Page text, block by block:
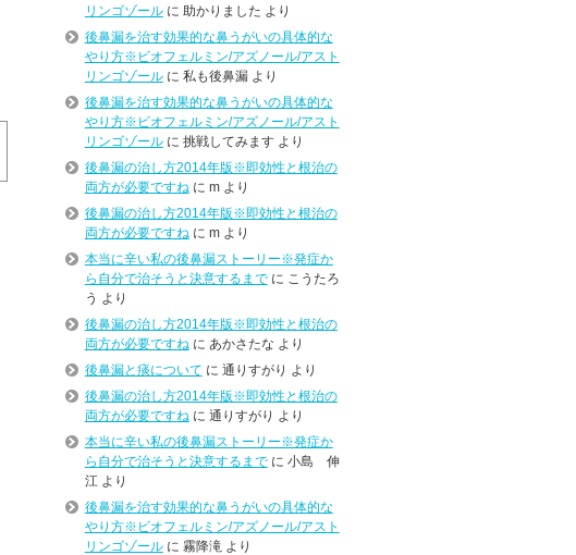
リンゴゾールに 助かりました より
後鼻漏を治す効果的な鼻うがいの具体的な
やり方※ビオフェルミン/アズノール/アスト
リンゴゾールに 私も後鼻漏 より
後鼻漏を治す効果的な鼻うがいの具体的な
やり方※ビオフェルミン/アズノール/アスト
リンゴゾールに 挑戦してみます より
後鼻漏の治し方2014年版※即効性と根治の
両方が必要ですねに m より
後鼻漏の治し方2014年版※即効性と根治の
両方が必要ですねに m より
本当に辛い私の後鼻漏ストーリー※発症か
ら自分で治そうと決意するまでに こうたろ
う より
後鼻漏の治し方2014年版※即効性と根治の
両方が必要ですねに あかさたな より
後鼻漏と痰について に 通りすがり より
後鼻漏の治し方2014年版※即効性と根治の
両方が必要ですねに 通りすがり より
本当に辛い私の後鼻漏ストーリー※発症か
ら自分で治そうと決意するまでに 小島 伸
江 より
後鼻漏を治す効果的な鼻うがいの具体的な
やり方※ビオフェルミン/アズノール/アスト
リンゴゾールに 霧降滝 より